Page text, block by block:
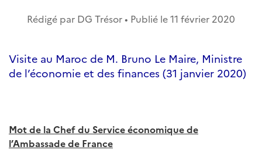
Rédigé par DG Trésor • Publié le11 février 2020
Visite au Maroc de M. Bruno Le Maire, Ministre
de l’économie et des finances (31 janvier 2020)
Mot de la Chef du Service économique de
l’Ambassade de France